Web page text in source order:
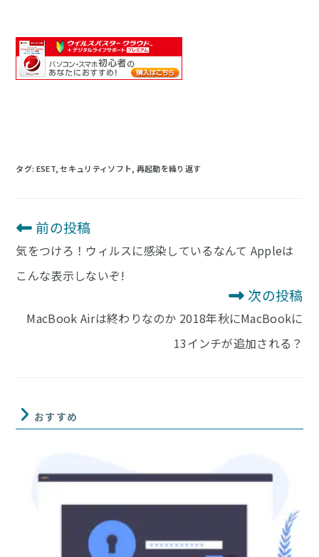
タグ: ESET, セキュリティソフト 再起動を繰り返す
そ
他
記
前の投稿
気をつけろ！ウィルスに感染しているなんて Appleは
こんな表示しないぞ!
次の投稿
MacBook Airは終わりなのか 2018年秋にMacBookに
13インチが追加される？
おすすめ